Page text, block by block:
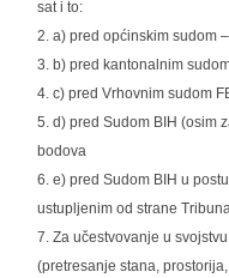
sat i to:
a) pred općinskim sudom
b) pred kantonalnim
c) pred Vrhovnim sudom
d) pred Sudom BIH (osim
bodova
e) pred Sudom BIH u
ustupljenim od strane
Za učestvovanje u
(pretresanje stana,